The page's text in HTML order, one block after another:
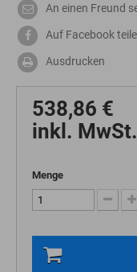
An einen Freund
Auf Facebook
Ausdrucken
538,86 €
inkl.
Menge